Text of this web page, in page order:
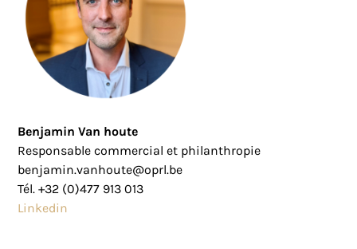
Benjamin Van houte
Responsable commercial et philanthropie
benjamin.vanhoute@oprl.be
Tél. +32 (0)477 913 013
Linkedin